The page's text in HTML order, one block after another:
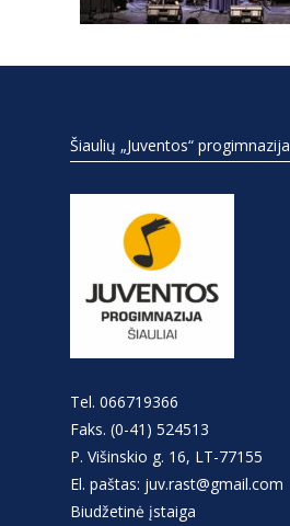
Šiaulių „Juventos“ progimnazija
Tel. 066719366
Faks. (0-41) 524513
P. Višinskio g. 16, LT-77155
El. paštas: juv.rast@gmail.com
Biudžetinė įstaiga